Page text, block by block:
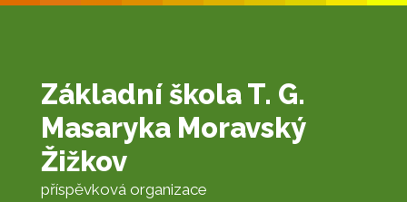
Základní škola T. G.
Masaryka Moravský
Žižkov
příspěvková organizace